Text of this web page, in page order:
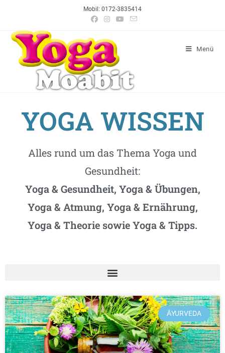
Mobil: 0172-3835414
Menü
YOGA WISSEN
Alles rund um das Thema Yoga und
Gesundheit:
Yoga & Gesundheit, Yoga & Übungen,
Yoga & Atmung, Yoga & Ernährung,
Yoga & Theorie sowie Yoga & Tipps.
ĀYURVEDA